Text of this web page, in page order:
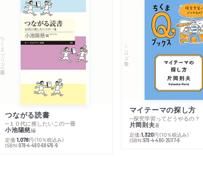
ちくまプリマー新書
つながる読書
─１０代に推したいこの一冊
小池陽慈編
定価:1,078円 （10％税込み）
ISBN:978-4-480-68476-9
シリーズ・全集
マイテーマの探し方
─探究学習ってどうやるの？
片岡則夫著
定価:1,320円 （10％税込み）
ISBN:978-4-480-25117-6